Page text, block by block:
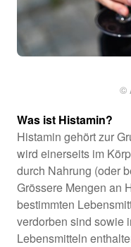
©
Was ist Histamin?
Histamin gehört zur
wird einerseits im
durch Nahrung (oder
Grössere Mengen an
bestimmten
verdorben sind sowie
Lebensmitteln